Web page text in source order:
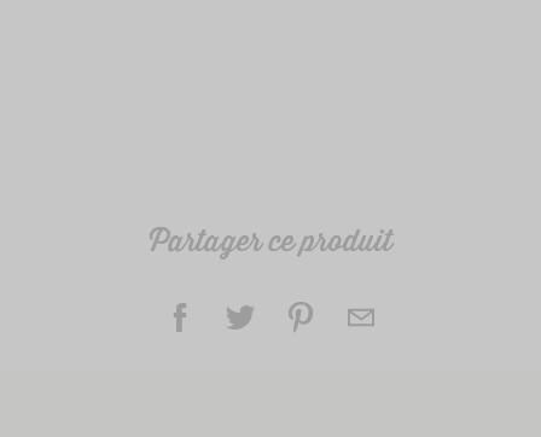
Partager ce produit